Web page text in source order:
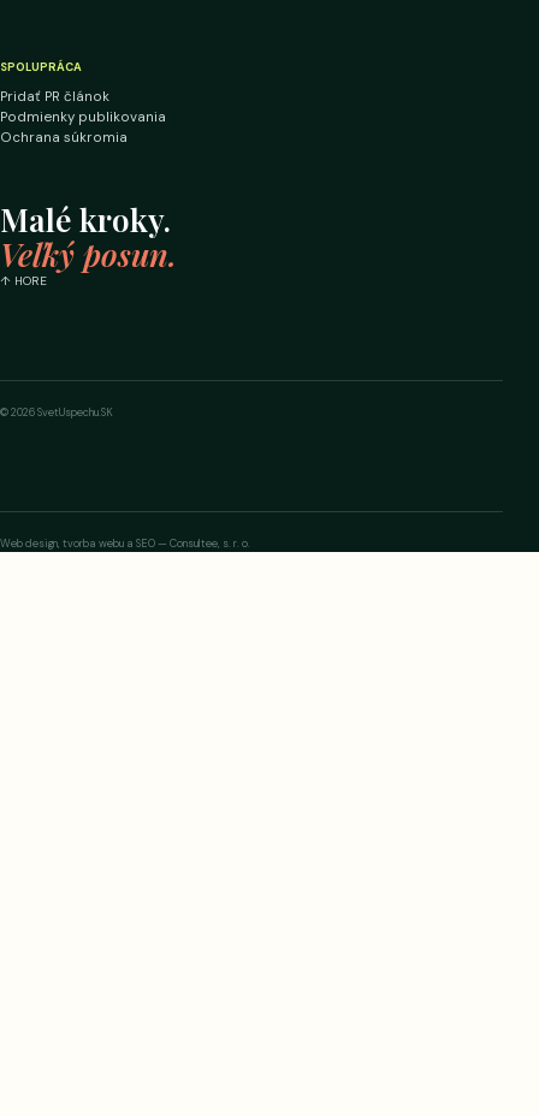
SPOLUPRÁCA
Pridať PR článok
Podmienky publikovania
Ochrana súkromia
Malé kroky.
Veľký posun.
↑ HORE
© 2026 SvetUspechu.SK
Web design, tvorba webu a SEO — Consultee, s. r. o.